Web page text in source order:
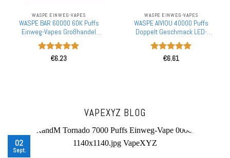
WASPE EINWEG-VAPES
WASPE BAR 60000 60K Puffs
Einweg-Vapes Großhandel
Mengenrabatt Hochkapazitive
Aufladbare Mesh-Coil-LED-
Anzeige
Bewertet
€6.23
WASPE EINWEG-VAPES
WASPE AIVIOU 40000 Puffs
Doppelt Geschmack LED-
Bildschirm Großhandel Kauf
Aufladbare Einweg-Vapes
Großhandel
Bewertet
€6.61
VAPEXYZ BLOG
02
Sept.